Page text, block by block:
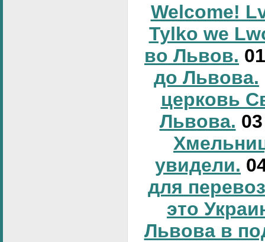
Welcome!
Tylko we
во Львов.
до Львова.
церковь
Львова.
увидели.
для
это
Львова в